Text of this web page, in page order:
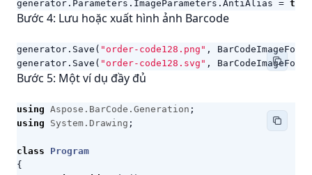
generator . Parameters . ImageParameters . AntiAlias = true
Bước 4: Lưu hoặc xuất hình ảnh Barcode
generator . Save ( "order-code128.png" ,
generator . Save ( "order-code128.svg" ,
Bước 5: Một ví dụ đầy đủ
using Aspose.BarCode.Generation ;
using
System.Drawing ;
class
Program
{